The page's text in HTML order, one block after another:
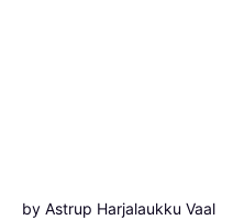
by Astrup Harjalaukku Vaal